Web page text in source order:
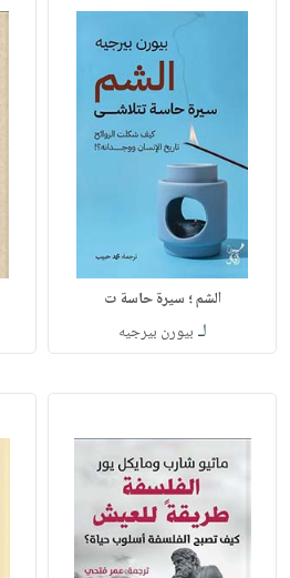
الشم ؛ سيرة حاسة ت
لـ بيورن بيرجيه